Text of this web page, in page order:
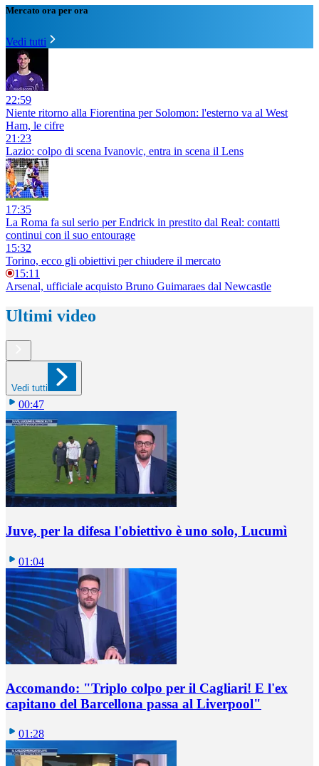
Mercato ora per ora
Vedi tutti
22:59
Niente ritorno alla Fiorentina per Solomon: l'esterno va al West
Ham, le cifre
21:23
Lazio: colpo di scena Ivanovic, entra in scena il Lens
17:35
La Roma fa sul serio per Endrick in prestito dal Real: contatti
continui con il suo entourage
15:32
Torino, ecco gli obiettivi per chiudere il mercato
15:11
Arsenal, ufficiale acquisto Bruno Guimaraes dal Newcastle
Ultimi video
Vedi tutti
00:47
Juve, per la difesa l'obiettivo è uno solo, Lucumì
01:04
Accomando: "Triplo colpo per il Cagliari! E l'ex
capitano del Barcellona passa al Liverpool"
01:28